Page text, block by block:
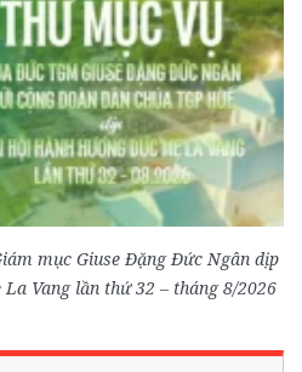
mục Giuse Đặng Đức Ngân dịp
Vang lần thứ 32 – tháng 8/2026